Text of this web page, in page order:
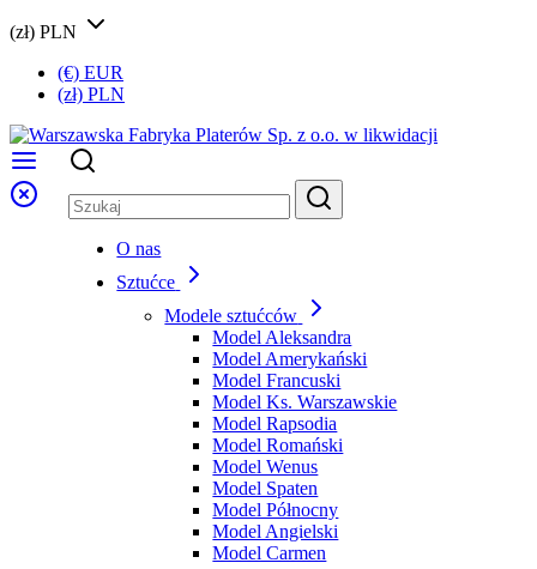
(zł) PLN
(€) EUR
(zł) PLN
O nas
Sztućce
Modele sztućców
Model Aleksandra
Model Amerykański
Model Francuski
Model Ks. Warszawskie
Model Rapsodia
Model Romański
Model Wenus
Model Spaten
Model Północny
Model Angielski
Model Carmen